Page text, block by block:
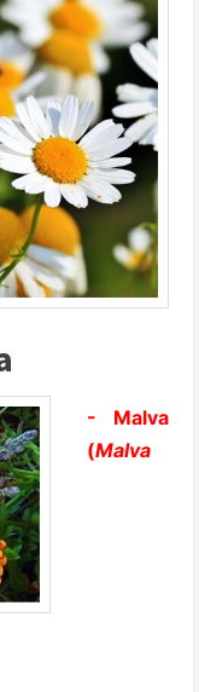
- Malva
(Malva